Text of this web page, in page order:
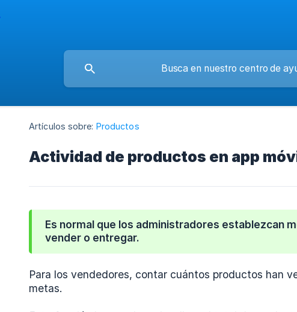
Artículos sobre: Productos
Actividad de productos en app
Es normal que los administradores establezcan
vender o entregar.
Para los vendedores, contar cuántos productos han
metas.